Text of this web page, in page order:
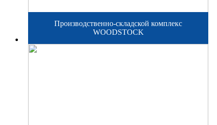
Производственно-складской комплекс
WOODSTOCK